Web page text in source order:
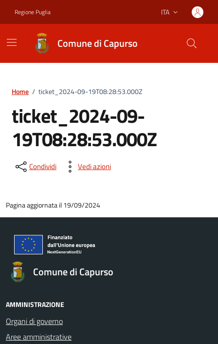
Regione Puglia Lingua attiva:
ITA
Comune di Capurso
Home / ticket_2024-09-19T08:28:53.000Z
ticket_2024-09-
19T08:28:53.000Z
Condividi Vedi azioni
Pagina aggiornata il 19/09/2024
Comune di Capurso
AMMINISTRAZIONE
Organi di governo
Aree amministrative